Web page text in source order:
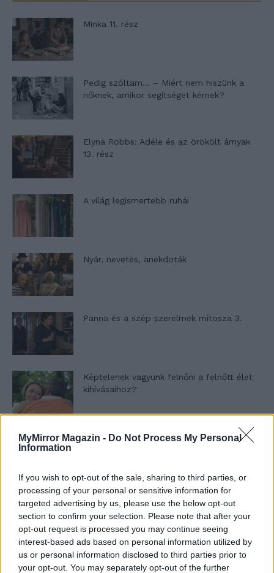
MyMirror Magazin - Do Not Process My Personal
Information
If you wish to opt-out of the sale, sharing to third parties, or
processing of your personal or sensitive information for
targeted advertising by us, please use the below opt-out
section to confirm your selection. Please note that after your
opt-out request is processed you may continue seeing
interest-based ads based on personal information utilized by
us or personal information disclosed to third parties prior to
your opt-out. You may separately opt-out of the further
Minka 11. rész
Pedig szóltam… – Miért nem hiszünk a
nőknek, amikor segítséget kérnek?
Elyna Robbs: Adéle és az örökölt árnyak
13. rész
A világ legismertebb ruhái
Nyár, nevetés, anekdoták
Panna és a szép szerelmek mítosza 3.
Képtelenek vagyunk felnőni a felnőtt élet
kihívásaihoz?
Altatógázos rablások Olaszországban
A kislány, akit nem védett meg senki –
Lyhanna története
T. Barnett: Gyilkosság a Garda-tónál 12.
rész